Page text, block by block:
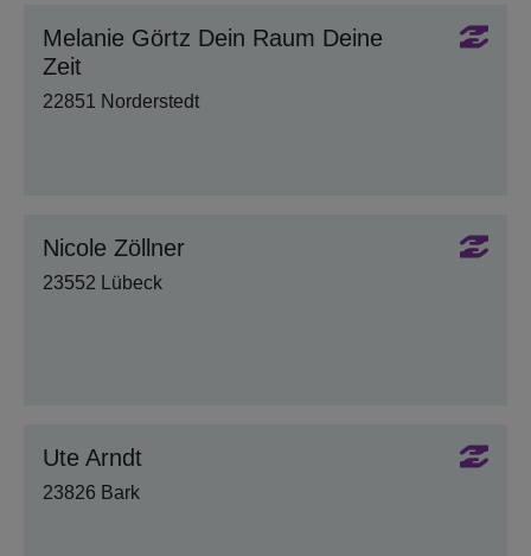
Melanie Görtz Dein Raum Deine
Zeit
22851 Norderstedt
Nicole Zöllner
23552 Lübeck
Ute Arndt
23826 Bark